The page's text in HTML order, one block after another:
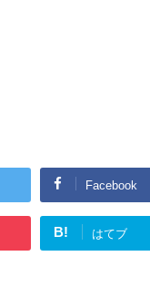
Facebook
B! はてブ